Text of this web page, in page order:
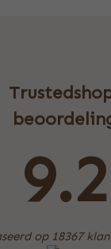
9.2
op 18367